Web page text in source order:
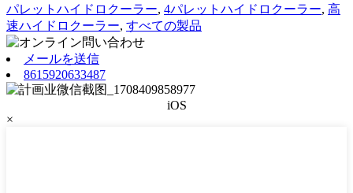
パレットハイドロクーラー, 4パレットハイドロクーラー, 高
速ハイドロクーラー, すべての製品
メールを送信
8615920633487
iOS
×